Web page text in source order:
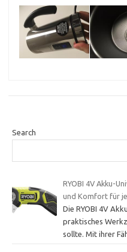
Search
RYOBI 4V Akku-
und Komfort für
Die RYOBI 4V
praktisches
sollte. Mit ihrer